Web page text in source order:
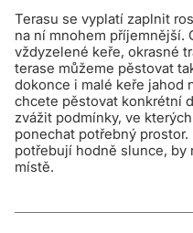
Terasu se vyplatí zaplnit
na ní mnohem příjemnější.
vždyzelené keře, okrasné
terase můžeme pěstovat
dokonce i malé keře jahod
chcete pěstovat konkrétní
zvážit podmínky, ve
ponechat potřebný
potřebují hodně slunce, by
místě.